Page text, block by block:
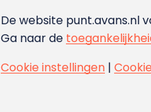
De website punt.avans.nl
Ga naar de
Cookie instellingen |